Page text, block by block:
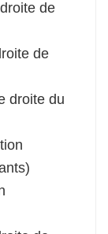
de
de
droite du